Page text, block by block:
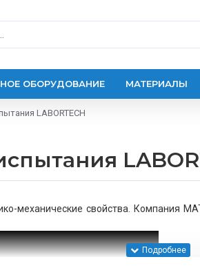
ОБОРУДОВАНИЕ МАТЕРИАЛЫ
LABORTECH
механические свойства. Компания